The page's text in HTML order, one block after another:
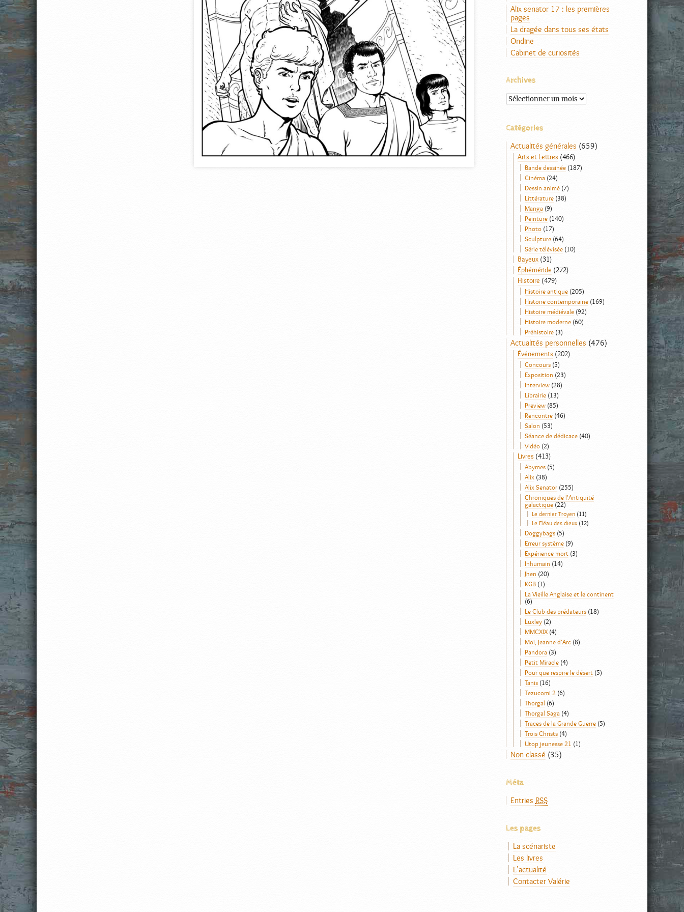
Alix senator 17 : les premières
pages
La dragée dans tous ses états
Ondine
Cabinet de curiosités
Archives
Archives
Catégories
Actualités générales (659)
Arts et Lettres(466)
Bande dessinée(187)
Cinéma(24)
Dessin animé(7)
Littérature(38)
Manga(9)
Peinture(140)
Photo(17)
Sculpture(64)
Série télévisée(10)
Bayeux(31)
Éphéméride (272)
Histoire (479)
Histoire antique(205)
Histoire contemporaine(169)
Histoire médiévale(92)
Histoire moderne(60)
Préhistoire(3)
Actualités personnelles (476)
Événements (202)
Concours(5)
Exposition (23)
Interview(28)
Librairie(13)
Preview(85)
Rencontre(46)
Salon (53)
Séance de dédicace(40)
Vidéo(2)
Livres (413)
Abymes(5)
Alix (38)
Alix Senator(255)
Chroniques de l'Antiquité
galactique(22)
Le dernier Troyen(11)
Le Fléau des dieux(12)
Doggybags(5)
Erreur système(9)
Expérience mort(3)
Inhumain (14)
Jhen (20)
KGB(1)
La Vieille Anglaise et le continent
(6)
Le Club des prédateurs(18)
Luxley(2)
MMCXIX(4)
Moi, Jeanne d'Arc(8)
Pandora(3)
Petit Miracle(4)
Pour que respire le désert(5)
Tanis(16)
Tezucomi 2 (6)
Thorgal (6)
Thorgal Saga(4)
Traces de la Grande Guerre(5)
Trois Christs(4)
Utop jeunesse 21 (1)
Non classé (35)
Méta
Entries RSS
Les pages
La scénariste
Les livres
L’actualité
Contacter Valérie